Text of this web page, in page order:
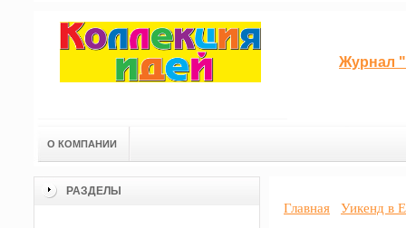
Журнал
О КОМПАНИИ
РАЗДЕЛЫ
Главная Уикенд в